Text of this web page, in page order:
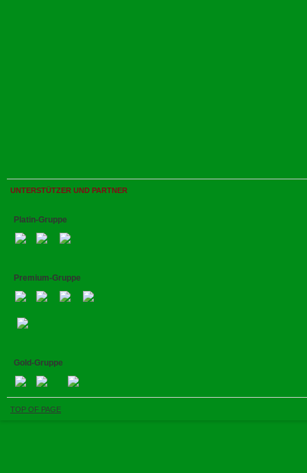
UNTERSTÜTZER UND PARTNER
Platin-Gruppe
Premium-Gruppe
Gold-Gruppe
TOP OF PAGE